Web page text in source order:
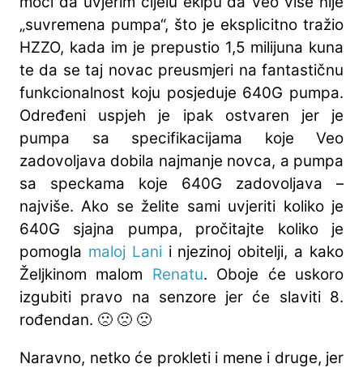
„suvremena pumpa“, što je eksplicitno tražio
HZZO, kada im je prepustio 1,5 milijuna kuna
te da se taj novac preusmjeri na fantastičnu
funkcionalnost koju posjeduje 640G pumpa.
Određeni uspjeh je ipak ostvaren jer je
pumpa sa specifikacijama koje Veo
zadovoljava dobila najmanje novca, a pumpa
sa speckama koje 640G zadovoljava –
najviše. Ako se želite sami uvjeriti koliko je
640G sjajna pumpa, pročitajte koliko je
pomogla maloj Lanii njezinoj obitelji, a kako
Željkinom malom Renatu. Oboje će uskoro
izgubiti pravo na senzore jer će slaviti 8.
rođendan. 🙁 🙁 🙁
Naravno, netko će prokleti i mene i druge, jer